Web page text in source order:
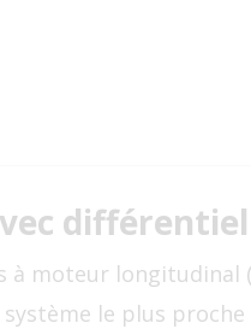
à moteur longitudinal
système le plus